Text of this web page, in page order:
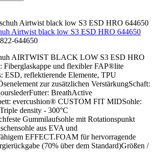
Airtwist black low S3 ESD HRO 644650
644650
AIRTWIST BLACK LOW S3 ESD HRO
Fiberglaskappe und flexibler FAP®lite
ESD, reflektierende Elemente, TPU
zur zusätzlichen VerstärkungSchaft:
BreathActive
evercushion® CUSTOM FIT MIDSohle:
density - 300°C
Gummilaufsohle mit Rotationspunkt
aus EVA und
EFFECT.FOAM für hervorragende
(70% über dem Standard)Größen /